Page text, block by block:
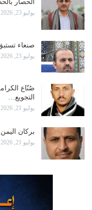
الحصار
يوليو 23, 2026
صنعاء
يوليو 23, 2026
صُنّاع
التجويع…
يوليو 21, 2026
بركان
يوليو 21, 2026